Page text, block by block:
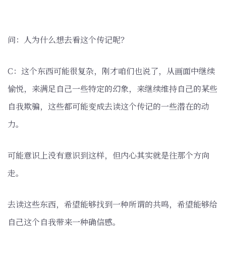
问：人为什么想去看这个传记呢？
C：这个东西可能很复杂，刚才咱们也说了，从画面中继续
愉悦，来满足自己一些特定的幻象，来继续维持自己的某些
自我欺骗，这些都可能变成去读这个传记的一些潜在的动
力。
可能意识上没有意识到这样，但内心其实就是往那个方向
走。
去读这些东西，希望能够找到一种所谓的共鸣，希望能够给
自己这个自我带来一种确信感。